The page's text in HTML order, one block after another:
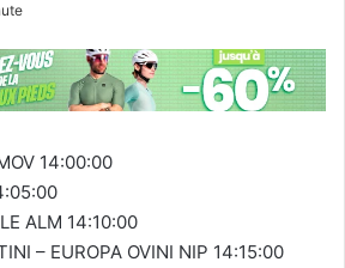
14:00:00
ALM 14:10:00
– EUROPA OVINI NIP 14:15:00